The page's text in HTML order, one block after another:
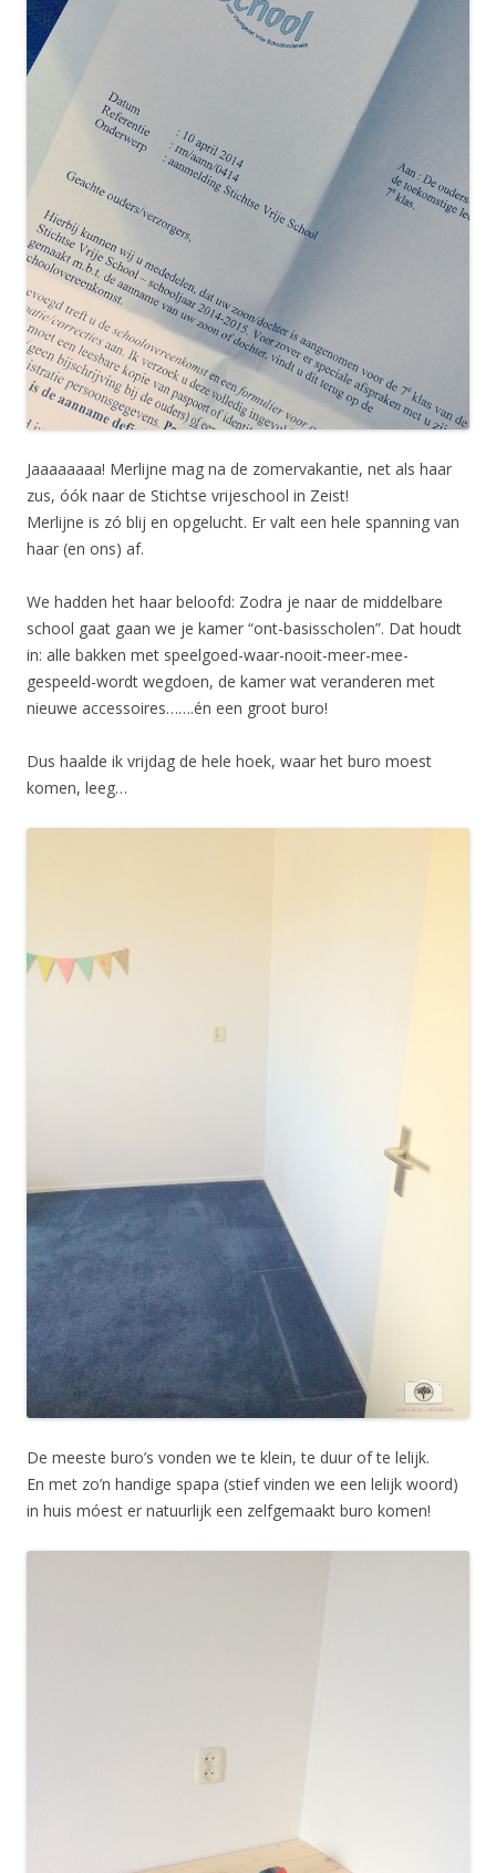
Jaaaaaaaa! Merlijne mag na de zomervakantie, net als haar
zus, óók naar de Stichtse vrijeschool in Zeist!
Merlijne is zó blij en opgelucht. Er valt een hele spanning van
haar (en ons) af.
We hadden het haar beloofd: Zodra je naar de middelbare
school gaat gaan we je kamer “ont-basisscholen”. Dat houdt
in: alle bakken met speelgoed-waar-nooit-meer-mee-
gespeeld-wordt wegdoen, de kamer wat veranderen met
nieuwe accessoires…….én een groot buro!
Dus haalde ik vrijdag de hele hoek, waar het buro moest
komen, leeg…
De meeste buro’s vonden we te klein, te duur of te lelijk.
En met zo’n handige spapa (stief vinden we een lelijk woord)
in huis móest er natuurlijk een zelfgemaakt buro komen!